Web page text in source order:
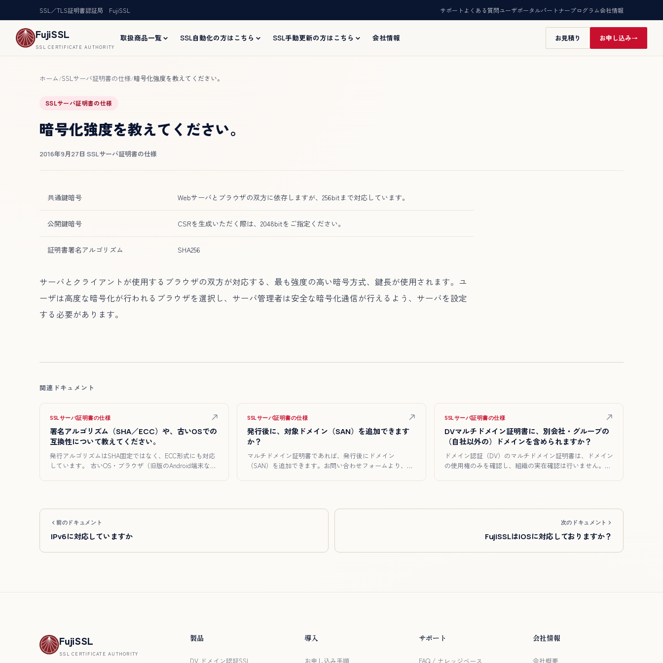
SSL／TLS証明書認証局 FujiSSL サポート よくある質問ユーザポータルパートナープログラム会社情報
FujiSSL
SSL CERTIFICATE AUTHORITY
取扱商品一覧 SSL自動化の方はこちら SSL手動更新の方はこちら 会社情報 お見積り お申し込み
ホーム/SSLサーバ証明書の仕様/暗号化強度を教えてください。
SSLサーバ証明書の仕様
暗号化強度を教えてください。
2016年9月27日·SSLサーバ証明書の仕様
共通鍵暗号 Webサーバとブラウザの双方に依存しますが、256bitまで対応しています。
公開鍵暗号 CSRを生成いただく際は、2048bitをご指定ください。
証明書署名アルゴリズム SHA256
サーバとクライアントが使用するブラウザの双方が対応する、最も強度の高い暗号方式、鍵長が使用されます。ユ
ーザは高度な暗号化が行われるブラウザを選択し、サーバ管理者は安全な暗号化通信が行えるよう、サーバを設定
する必要があります。
関連ドキュメント
SSLサーバ証明書の仕様
署名アルゴリズム（SHA／ECC）や、古いOSでの
互換性について教えてください。
発行アルゴリズムはSHA固定ではなく、ECC形式にも対応
しています。 古いOS・ブラウザ（旧版のAndroid端末な
SSLサーバ証明書の仕様
発行後に、対象ドメイン（SAN）を追加できます
か？
マルチドメイン証明書であれば、発行後にドメイン
（SAN）を追加できます。お問い合わせフォームより、証
SSLサーバ証明書の仕様
DVマルチドメイン証明書に、別会社・グループの
（自社以外の）ドメインを含められますか？
ドメイン認証（DV）のマルチドメイン証明書は、ドメイン
の使用権のみを確認し、組織の実在確認は行いません。そ
前のドキュメント
IPv6に対応していますか
次のドキュメント
FujiSSLはiOSに対応しておりますか？
FujiSSL
SSL CERTIFICATE AUTHORITY
製品
DV ドメイン認証SSL
導入
お申し込み手順
サポート
FAQ / ナレッジベース
会社情報
会社概要